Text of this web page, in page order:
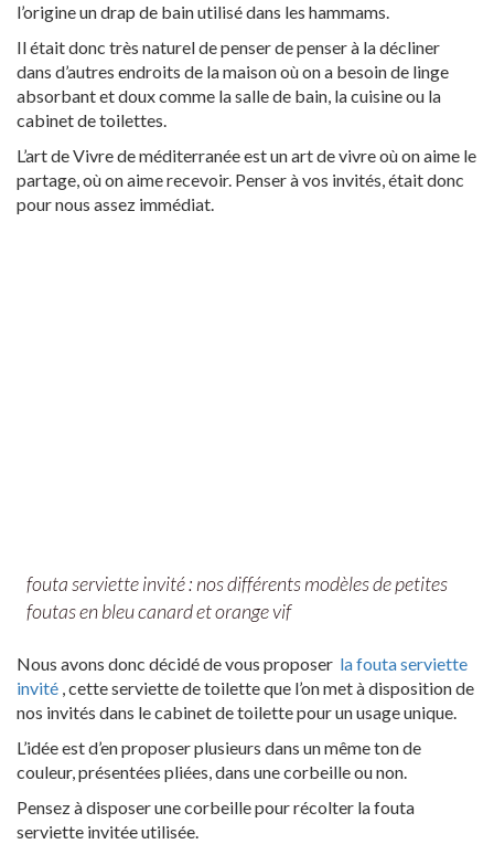
l’origine un drap de bain utilisé dans les hammams.
Il était donc très naturel de penser de penser à la décliner
dans d’autres endroits de la maison où on a besoin de linge
absorbant et doux comme la salle de bain, la cuisine ou la
cabinet de toilettes.
L’art de Vivre de méditerranée est un art de vivre où on aime le
partage, où on aime recevoir. Penser à vos invités, était donc
pour nous assez immédiat.
fouta serviette invité : nos différents modèles de petites
foutas en bleu canard et orange vif
Nous avons donc décidé de vous proposer la fouta serviette
invité , cette serviette de toilette que l’on met à disposition de
nos invités dans le cabinet de toilette pour un usage unique.
L’idée est d’en proposer plusieurs dans un même ton de
couleur, présentées pliées, dans une corbeille ou non.
Pensez à disposer une corbeille pour récolter la fouta
serviette invitée utilisée.